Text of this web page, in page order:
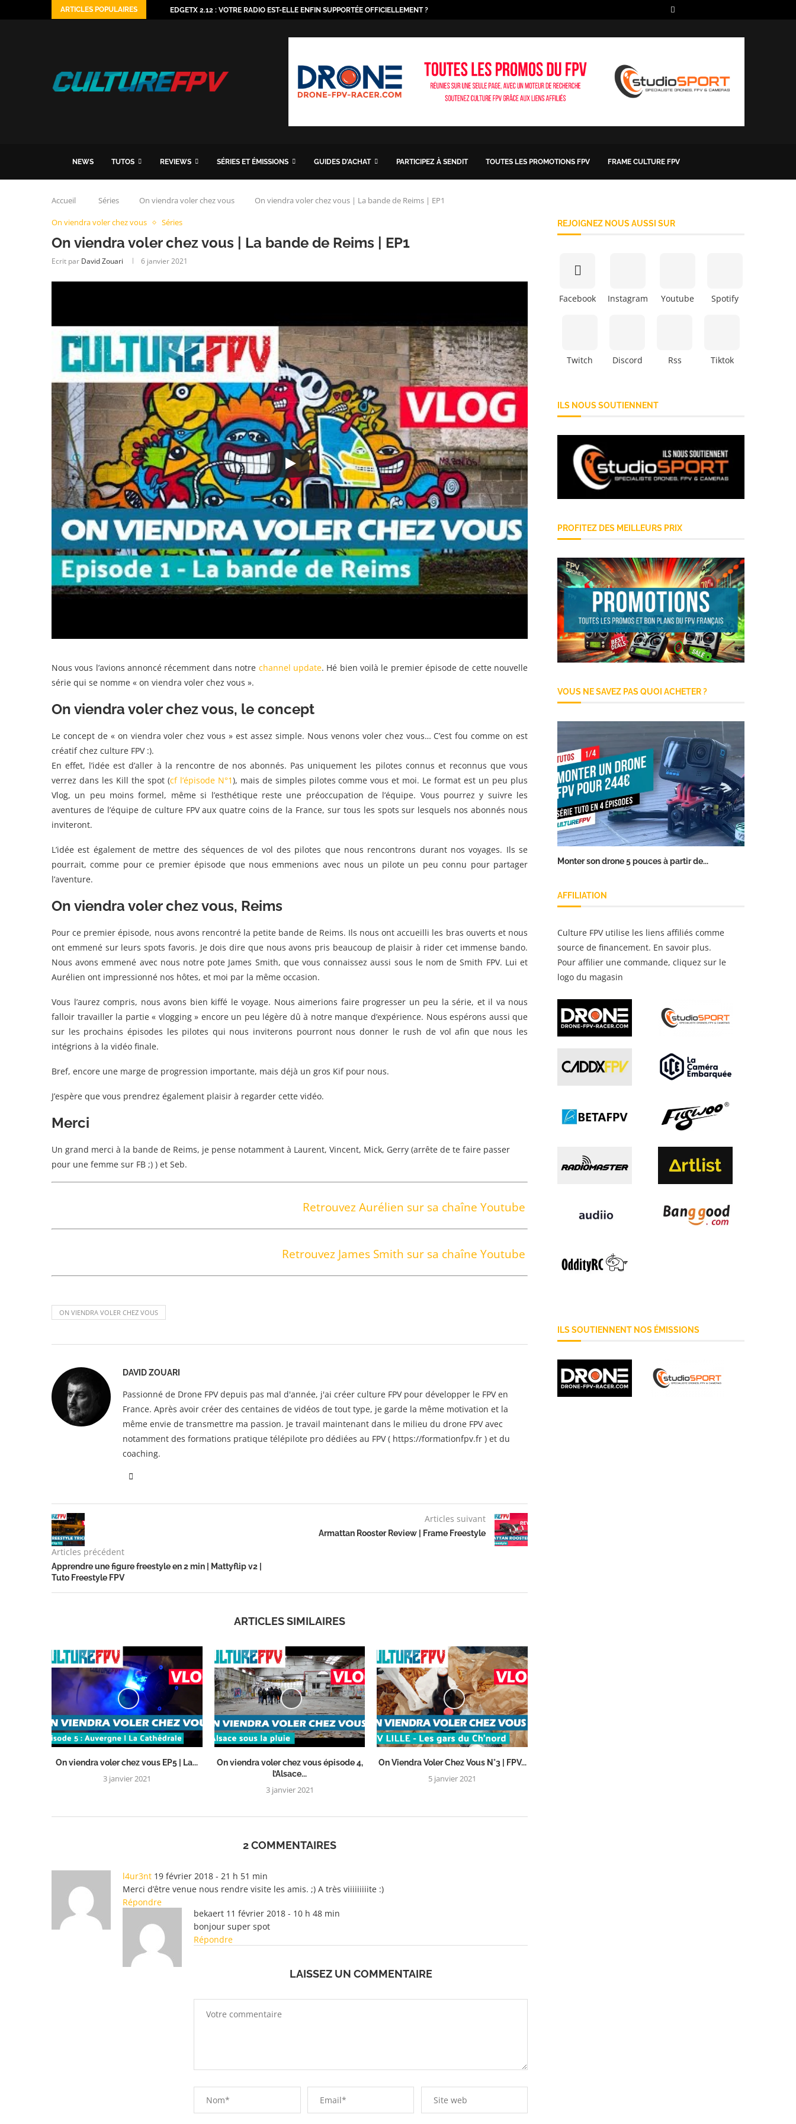
ARTICLES POPULAIRES EDGETX 2.12 : VOTRE RADIO EST-ELLE ENFIN SUPPORTÉE OFFICIELLEMENT ?
NEWS TUTOS REVIEWS SÉRIES ET ÉMISSIONS GUIDES D’ACHAT PARTICIPEZ À SENDIT TOUTES LES PROMOTIONS FPV FRAME CULTURE FPV
Accueil Séries On viendra voler chez vous On viendra voler chez vous | La bande de Reims | EP1
On viendra voler chez vous Séries
On viendra voler chez vous | La bande de Reims | EP1
Ecrit par David Zouari 6 janvier 2021
Nous vous l’avions annoncé récemment dans notre channel update. Hé bien voilà le premier épisode de cette nouvelle
série qui se nomme « on viendra voler chez vous ».
On viendra voler chez vous, le concept
Le concept de « on viendra voler chez vous » est assez simple. Nous venons voler chez vous… C’est fou comme on est
créatif chez culture FPV :).
En effet, l’idée est d’aller à la rencontre de nos abonnés. Pas uniquement les pilotes connus et reconnus que vous
verrez dans les Kill the spot (cf l’épisode N°1), mais de simples pilotes comme vous et moi. Le format est un peu plus
Vlog, un peu moins formel, même si l’esthétique reste une préoccupation de l’équipe. Vous pourrez y suivre les
aventures de l’équipe de culture FPV aux quatre coins de la France, sur tous les spots sur lesquels nos abonnés nous
inviteront.
L’idée est également de mettre des séquences de vol des pilotes que nous rencontrons durant nos voyages. Ils se
pourrait, comme pour ce premier épisode que nous emmenions avec nous un pilote un peu connu pour partager
l’aventure.
On viendra voler chez vous, Reims
Pour ce premier épisode, nous avons rencontré la petite bande de Reims. Ils nous ont accueilli les bras ouverts et nous
ont emmené sur leurs spots favoris. Je dois dire que nous avons pris beaucoup de plaisir à rider cet immense bando.
Nous avons emmené avec nous notre pote James Smith, que vous connaissez aussi sous le nom de Smith FPV. Lui et
Aurélien ont impressionné nos hôtes, et moi par la même occasion.
Vous l’aurez compris, nous avons bien kiffé le voyage. Nous aimerions faire progresser un peu la série, et il va nous
falloir travailler la partie « vlogging » encore un peu légère dû à notre manque d’expérience. Nous espérons aussi que
sur les prochains épisodes les pilotes qui nous inviterons pourront nous donner le rush de vol afin que nous les
intégrions à la vidéo finale.
Bref, encore une marge de progression importante, mais déjà un gros Kif pour nous.
J’espère que vous prendrez également plaisir à regarder cette vidéo.
Merci
Un grand merci à la bande de Reims, je pense notamment à Laurent, Vincent, Mick, Gerry (arrête de te faire passer
pour une femme sur FB ;) ) et Seb.
Retrouvez Aurélien sur sa chaîne Youtube
Retrouvez James Smith sur sa chaîne Youtube
ON VIENDRA VOLER CHEZ VOUS
DAVID ZOUARI
Passionné de Drone FPV depuis pas mal d'année, j'ai créer culture FPV pour développer le FPV en
France. Après avoir créer des centaines de vidéos de tout type, je garde la même motivation et la
même envie de transmettre ma passion. Je travail maintenant dans le milieu du drone FPV avec
notamment des formations pratique télépilote pro dédiées au FPV ( https://formationfpv.fr ) et du
coaching.
Articles précédent
Apprendre une figure freestyle en 2 min | Mattyflip v2 |
Tuto Freestyle FPV
Articles suivant
Armattan Rooster Review | Frame Freestyle
ARTICLES SIMILAIRES
On viendra voler chez vous EP5 | La...
3 janvier 2021
On viendra voler chez vous épisode 4,
l’Alsace...
3 janvier 2021
On Viendra Voler Chez Vous N°3 | FPV...
5 janvier 2021
2 COMMENTAIRES
l4ur3nt 19 février 2018 - 21 h 51 min
Merci d’être venue nous rendre visite les amis. ;) A très viiiiiiiiite :)
Répondre
bekaert 11 février 2018 - 10 h 48 min
bonjour super spot
Répondre
LAISSEZ UN COMMENTAIRE
REJOIGNEZ NOUS AUSSI SUR
Facebook Instagram Youtube Spotify
Twitch Discord Rss Tiktok
ILS NOUS SOUTIENNENT
PROFITEZ DES MEILLEURS PRIX
VOUS NE SAVEZ PAS QUOI ACHETER ?
Monter son drone 5 pouces à partir de...
AFFILIATION
Culture FPV utilise les liens affiliés comme
source de financement. En savoir plus.
Pour affilier une commande, cliquez sur le
logo du magasin
ILS SOUTIENNENT NOS ÉMISSIONS